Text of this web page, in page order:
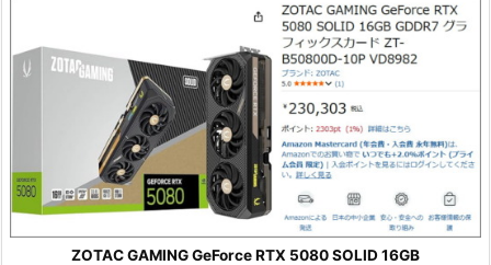
ZOTAC GAMING GeForce RTX 5080 SOLID 16GB